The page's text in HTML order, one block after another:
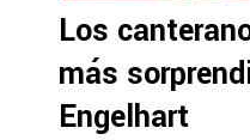
Los
más
Engelhart